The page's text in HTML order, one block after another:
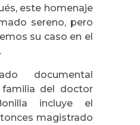
este homenaje
sereno, pero
su caso en el
documental
del doctor
incluye el
magistrado